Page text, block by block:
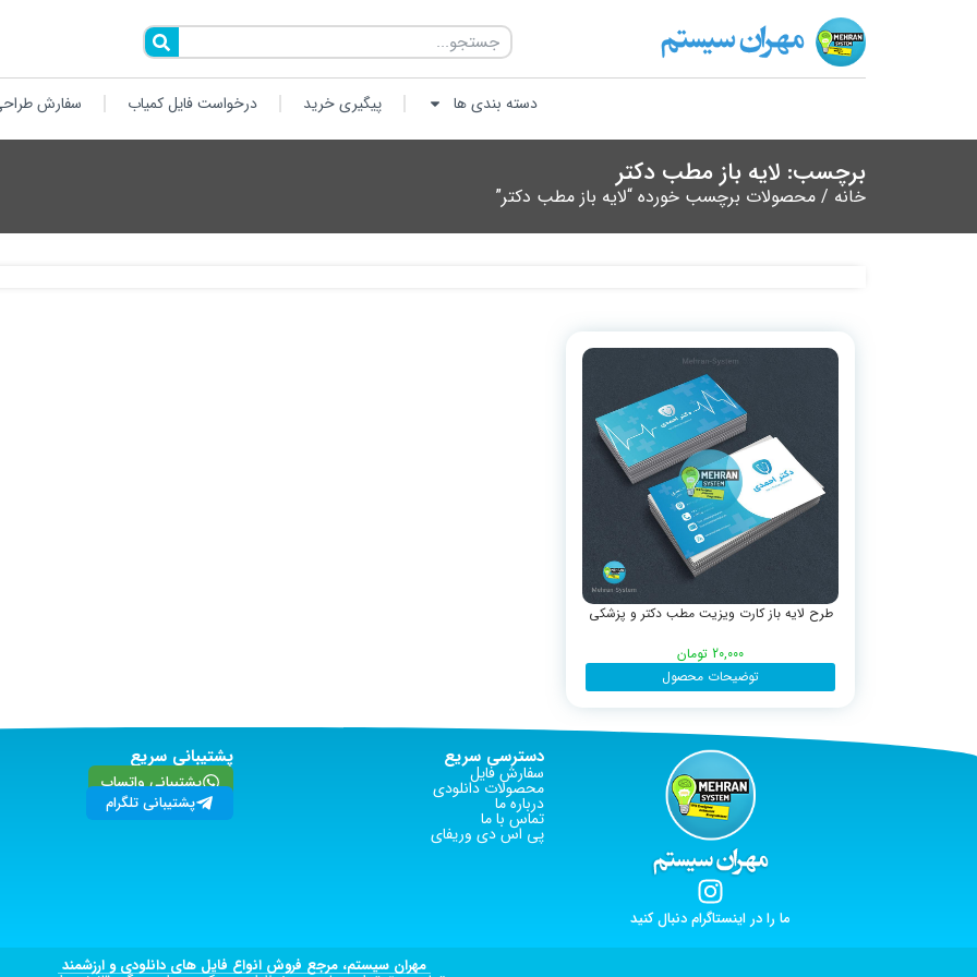
دسته بندی ها پیگیری خرید درخواست فایل کمیاب سفارش
برچسب: لایه باز مطب دکتر
خانه / محصولات برچسب خورده “لایه باز مطب دکتر”
طرح لایه باز کارت ویزیت مطب دکتر و پزشکی
20,000 تومان
توضیحات محصول
ما را در اینستاگرام دنبال کنید
دسترسی سریع
سفارش فایل
محصولات دانلودی
درباره ما
تماس با ما
پی اس دی وریفای
پشتیبانی سریع
پشتیبانی واتساپ
پشتیبانی تلگرام
مهران سیستم، مرجع فروش انواع فایل های دانلودی و ارزشمند